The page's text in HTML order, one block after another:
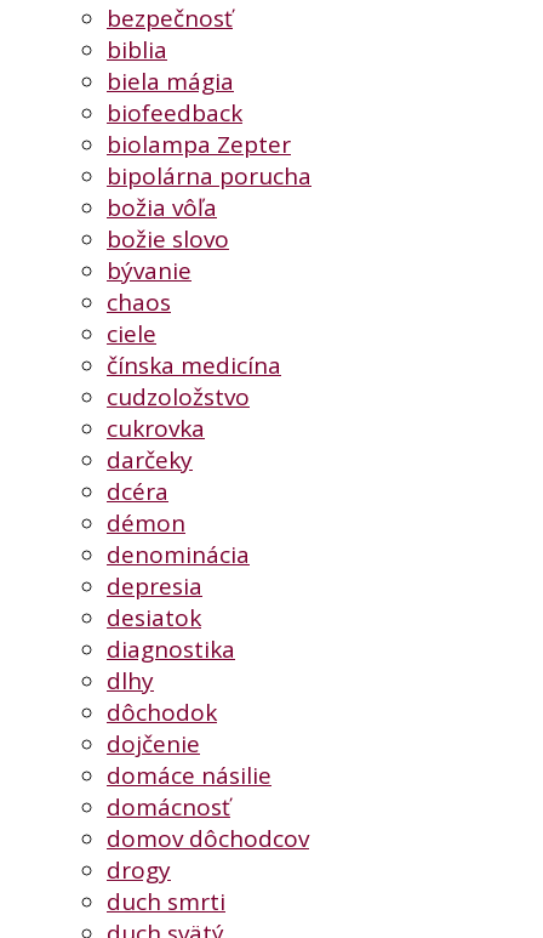
bezpečnosť
biblia
biela mágia
biofeedback
biolampa Zepter
bipolárna porucha
božia vôľa
božie slovo
bývanie
chaos
ciele
čínska medicína
cudzoložstvo
cukrovka
darčeky
dcéra
démon
denominácia
depresia
desiatok
diagnostika
dlhy
dôchodok
dojčenie
domáce násilie
domácnosť
domov dôchodcov
drogy
duch smrti